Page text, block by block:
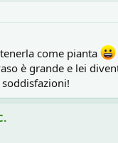
sempre e penso caldo
ampiamente sopra i 10°C.
andrà. Certo per la
sarà già un bel
pianta, peccato che da
come pianta
è grande e lei